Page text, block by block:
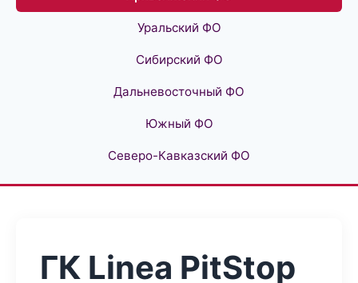
Уральский ФО
Сибирский ФО
Дальневосточный ФО
Южный ФО
Северо-Кавказский ФО
ГК Linea PitStop